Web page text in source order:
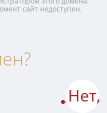
сайт недоступен.
Нет,